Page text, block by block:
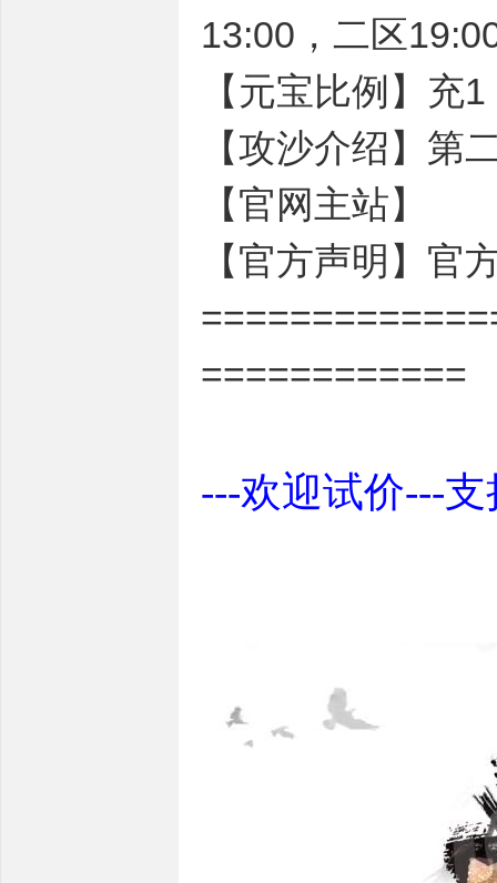
13:00，二区
【元宝比例】充
【攻沙介绍】第
【官网主站】
【官方声明】官
============
---欢迎试价---